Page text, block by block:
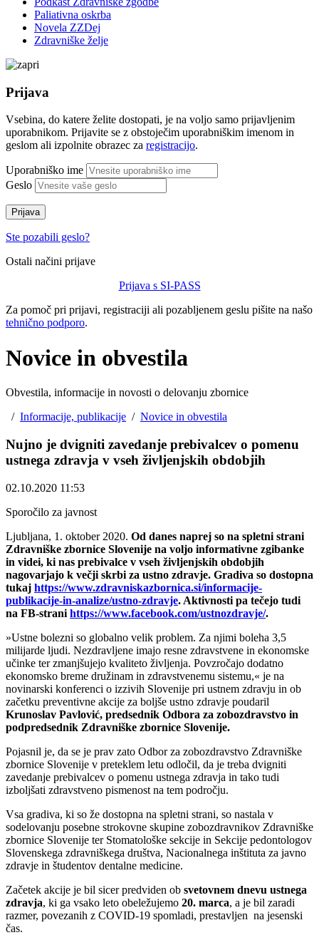
Paliativna oskrba
Novela ZZDej
Zdravniške želje
Prijava
Vsebina, do katere želite dostopati, je na voljo samo prijavljenim
uporabnikom. Prijavite se z obstoječim uporabniškim imenom in
geslom ali izpolnite obrazec za registracijo.
Uporabniško ime
Geslo
Prijava
Ste pozabili geslo?
Ostali načini prijave
Prijava s SI-PASS
Za pomoč pri prijavi, registraciji ali pozabljenem geslu pišite na našo
tehnično podporo.
Novice in obvestila
Obvestila, informacije in novosti o delovanju zbornice
/ Informacije, publikacije / Novice in obvestila
Nujno je dvigniti zavedanje prebivalcev o pomenu
ustnega zdravja v vseh življenjskih obdobjih ​
02.10.2020 11:53
Sporočilo za javnost
Ljubljana, 1. oktober 2020. Od danes naprej so na spletni strani
Zdravniške zbornice Slovenije na voljo informativne zgibanke
in videi, ki nas prebivalce v vseh življenjskih obdobjih
nagovarjajo k večji skrbi za ustno zdravje. Gradiva so dostopna
tukaj https://www.zdravniskazbornica.si/informacije-
publikacije-in-analize/ustno-zdravje. Aktivnosti pa tečejo tudi
na FB-strani https://www.facebook.com/ustnozdravje/.
»Ustne bolezni so globalno velik problem. Za njimi boleha 3,5
milijarde ljudi. Nezdravljene imajo resne zdravstvene in ekonomske
učinke ter zmanjšujejo kvaliteto življenja. Povzročajo dodatno
ekonomsko breme družinam in zdravstvenemu sistemu,« je na
novinarski konferenci o izzivih Slovenije pri ustnem zdravju in ob
začetku preventivne akcije za boljše ustno zdravje poudaril
Krunoslav Pavlović, predsednik Odbora za zobozdravstvo in
podpredsednik Zdravniške zbornice Slovenije.
Pojasnil je, da se je prav zato Odbor za zobozdravstvo Zdravniške
zbornice Slovenije v preteklem letu odločil, da je treba dvigniti
zavedanje prebivalcev o pomenu ustnega zdravja in tako tudi
izboljšati zdravstveno pismenost na tem področju.
Vsa gradiva, ki so že dostopna na spletni strani, so nastala v
sodelovanju posebne strokovne skupine zobozdravnikov Zdravniške
zbornice Slovenije ter Stomatološke sekcije in Sekcije pedontologov
Slovenskega zdravniškega društva, Nacionalnega inštituta za javno
zdravje in študentov dentalne medicine.
Začetek akcije je bil sicer predviden ob svetovnem dnevu ustnega
zdravja, ki ga vsako leto obeležujemo 20. marca, a je bil zaradi
razmer, povezanih z COVID-19 spomladi, prestavljen na jesenski
čas.